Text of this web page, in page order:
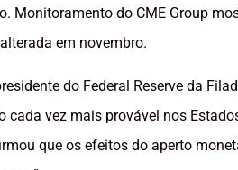
Monitoramento do CME Group
em novembro.
do Federal Reserve da
cada vez mais provável nos
que os efeitos do aperto